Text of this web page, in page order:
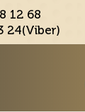
12 68
24(Viber)